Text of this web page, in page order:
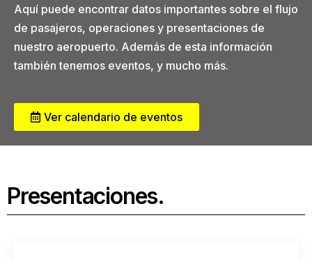
Aquí puede encontrar datos importantes sobre el flujo
de pasajeros, operaciones y presentaciones de
nuestro aeropuerto. Además de esta información
también tenemos eventos, y mucho más.
Ver calendario de eventos
Presentaciones.